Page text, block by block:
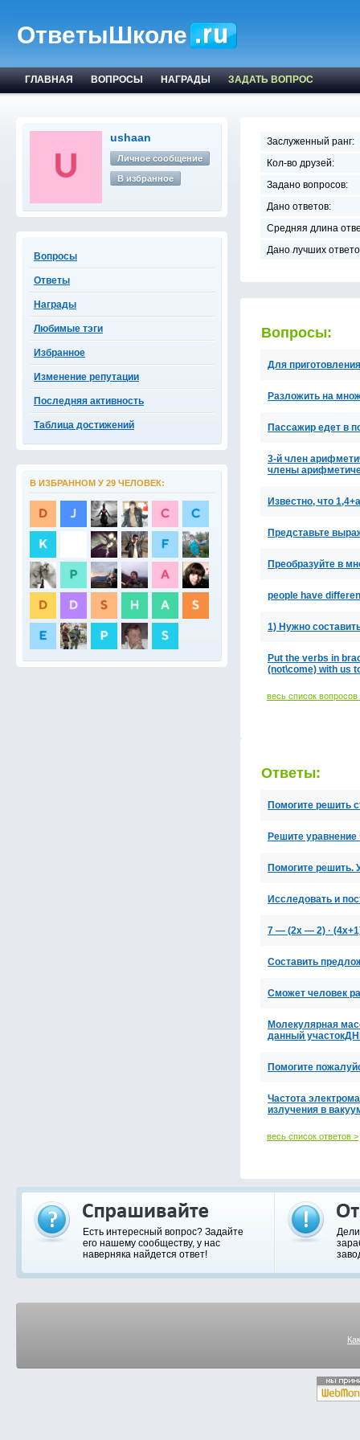
ОтветыШколе
ГЛАВНАЯ ВОПРОСЫ НАГРАДЫ ЗАДАТЬ ВОПРОС
ushaan
Личное сообщение
В избранное
Вопросы
Ответы
Награды
Любимые тэги
Избранное
Изменение репутации
Последняя активность
Таблица достижений
В ИЗБРАННОМ У 29 ЧЕЛОВЕК:
Заслуженный ранг:
Кол-во друзей:
Задано вопросов:
Дано ответов:
Средняя длина
Дано лучших
Вопросы:
Для
Разложить на
Пассажир едет в
3-й член
члены
Известно, что
Представьте
Преобразуйте в
people have
1) Нужно
Put the verbs in
(not\come) with us
весь список вопросов
Ответы:
Помогите решить
Решите уравнение
Помогите решить.
Исследовать и
7 — (2x — 2) ·
Составить
Сможет человек
Молекулярная
данный
Помогите
Частота
излучения в
весь список ответов >
Есть интересный вопрос? Задайте
его нашему сообществу, у нас
наверняка найдется ответ!